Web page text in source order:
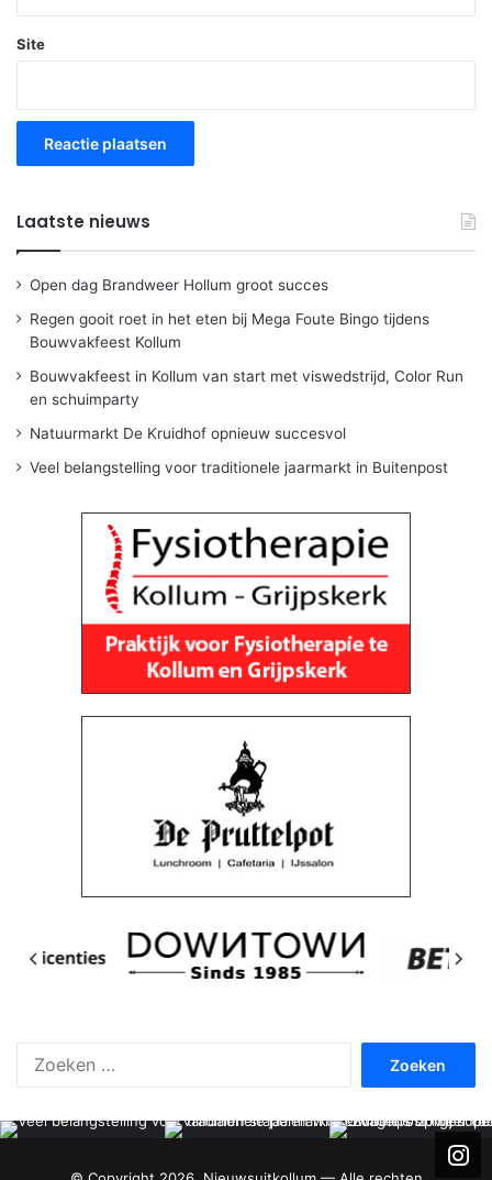
Site
Laatste nieuws
Open dag Brandweer Hollum groot succes
Regen gooit roet in het eten bij Mega Foute Bingo tijdens
Bouwvakfeest Kollum
Bouwvakfeest in Kollum van start met viswedstrijd, Color Run
en schuimparty
Natuurmarkt De Kruidhof opnieuw succesvol
Veel belangstelling voor traditionele jaarmarkt in Buitenpost